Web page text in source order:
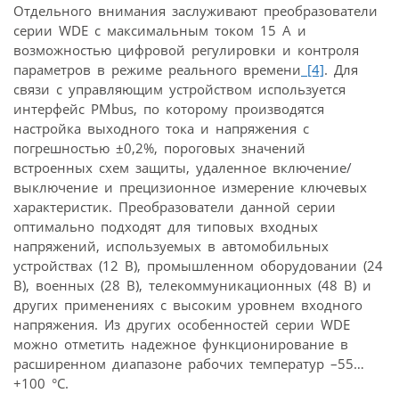
Отдельного внимания заслуживают преобразователи
серии WDE с максимальным током 15 А и
возможностью цифровой регулировки и контроля
параметров в режиме реального времени [4]. Для
связи с управляющим устройством используется
интерфейс PMbus, по которому производятся
настройка выходного тока и напряжения с
погрешностью ±0,2%, пороговых значений
встроенных схем защиты, удаленное включение/
выключение и прецизионное измерение ключевых
характеристик. Преобразователи данной серии
оптимально подходят для типовых входных
напряжений, используемых в автомобильных
устройствах (12 В), промышленном оборудовании (24
В), военных (28 В), телекоммуникационных (48 В) и
других применениях с высоким уровнем входного
напряжения. Из других особенностей серии WDE
можно отметить надежное функционирование в
расширенном диапазоне рабочих температур –55…
+100 °С.